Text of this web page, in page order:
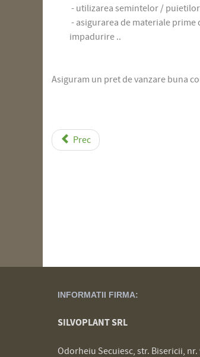
- utilizarea semintelor /
- asigurarea de materiale prime
impadurire ..
Asiguram un pret de vanzare buna
Prec
INFORMATII FIRMA:
SILVOPLANT SRL
Odorheiu Secuiesc, str. Bisericii, nr.